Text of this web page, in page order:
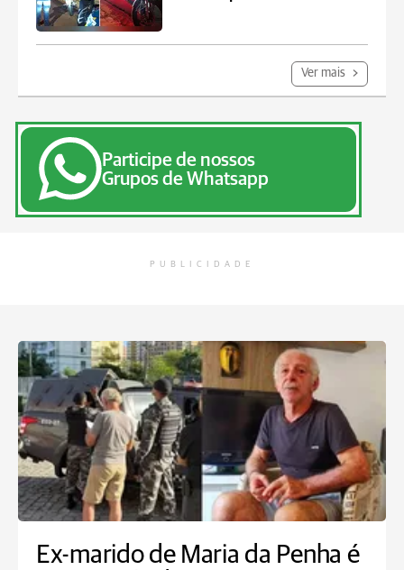
Ver mais
Participe de nossos
Grupos de Whatsapp
PUBLICIDADE
Ex-marido de Maria da Penha é